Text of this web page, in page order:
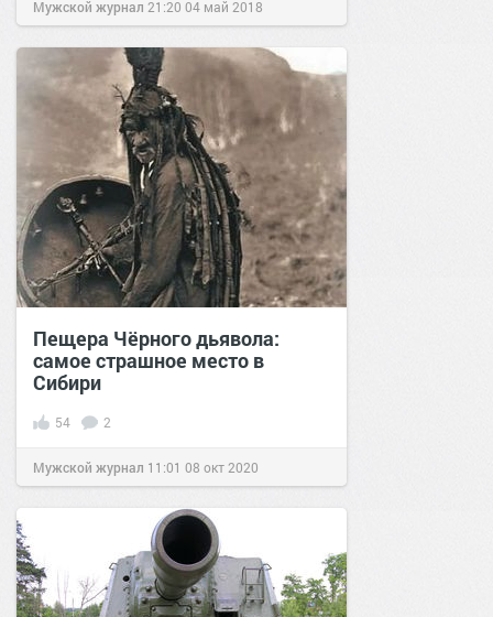
Мужской журнал 21:20 04 май 2018
Пещера Чёрного дьявола:
самое страшное место в
Сибири
54 2
Мужской журнал 11:01 08 окт 2020